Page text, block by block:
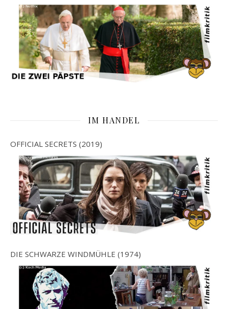
IM HANDEL
OFFICIAL SECRETS (2019)
DIE SCHWARZE WINDMÜHLE (1974)